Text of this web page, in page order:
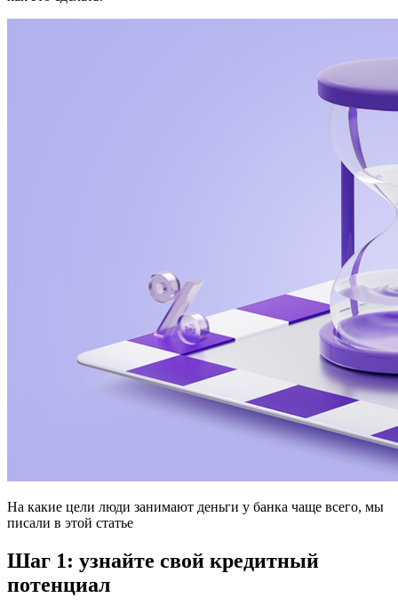
На какие цели люди занимают деньги у банка чаще всего, мы
писали в этой статье
Шаг 1: узнайте свой кредитный
потенциал